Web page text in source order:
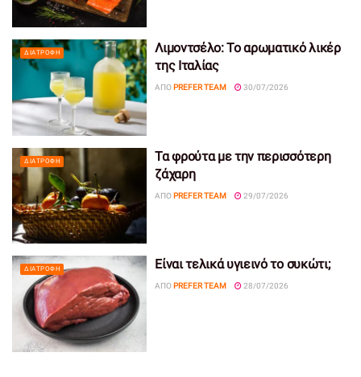
ΔΙΑΤΡΟΦΉ
Λιμοντσέλο: Το αρωματικό λικέρ
της Ιταλίας
ΑΠΌ PREFER TEAM 30/07/2026
ΔΙΑΤΡΟΦΉ
Τα φρούτα με την περισσότερη
ζάχαρη
ΑΠΌ PREFER TEAM 29/07/2026
ΔΙΑΤΡΟΦΉ Είναι τελικά υγιεινό το συκώτι;
ΑΠΌ PREFER TEAM 28/07/2026